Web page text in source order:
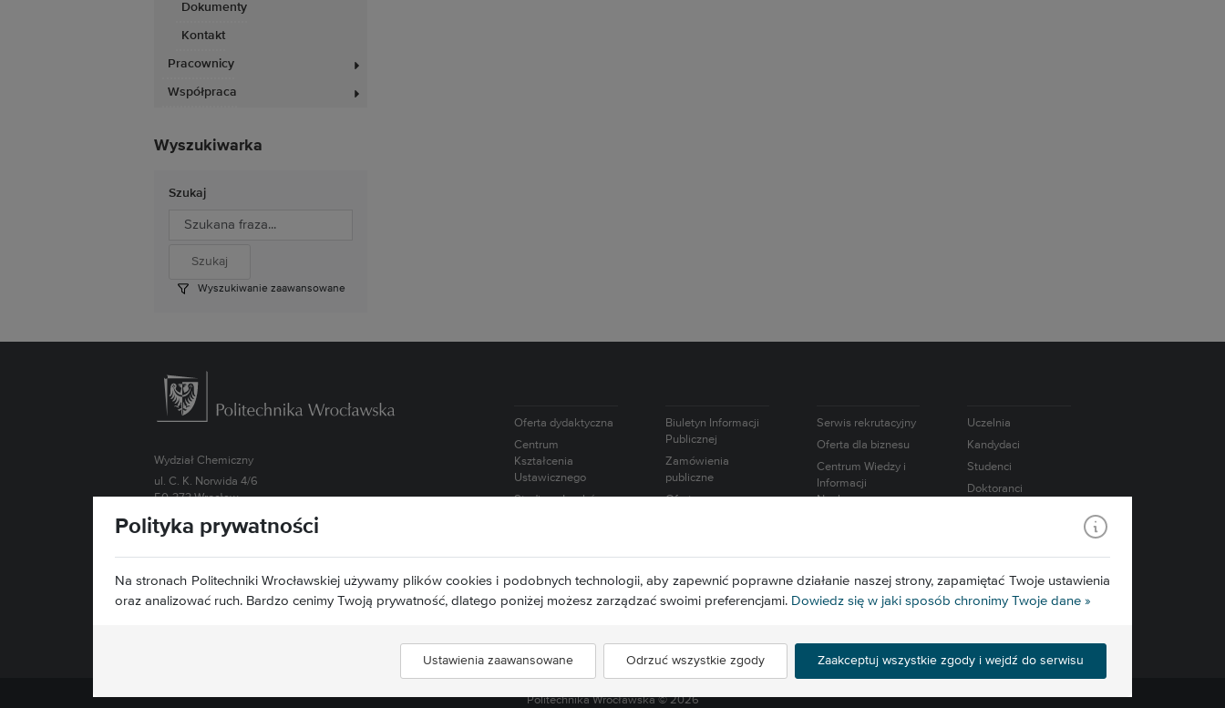
Dokumenty
Kontakt
Pracownicy
Współpraca
Wyszukiwarka
Szukaj
Wyszukiwanie zaawansowane
Wydział Chemiczny
ul. C. K. Norwida 4/6
50-373 Wrocław
Kontakt »
Oferta dydaktyczna
Centrum
Kształcenia
Ustawicznego
Studium Języków
Humanistycznych i
Wychowania
Biuletyn Informacji
Publicznej
Zamówienia
publiczne
Oferty pracy
Naukowca
Serwis rekrutacyjny
Oferta dla biznesu
Centrum Wiedzy i
Informacji
Naukowo-
międzynarodowa
Konsorcjum IATI
Edukacja.CL
Uczelnia
Kandydaci
Studenci
Doktoranci
Badania
Media
Politechnika Wrocławska ©2026
Polityka prywatności
Na stronach Politechniki Wrocławskiej używamy plików cookies i podobnych technologii, aby zapewnić poprawne działanie naszej strony, zapamiętać Twoje ustawienia
oraz analizować ruch. Bardzo cenimy Twoją prywatność, dlatego poniżej możesz zarządzać swoimi preferencjami. Dowiedz się w jaki sposób chronimy Twoje dane »
Ustawienia zaawansowane Odrzuć wszystkie zgody Zaakceptuj wszystkie zgody i wejdź do serwisu